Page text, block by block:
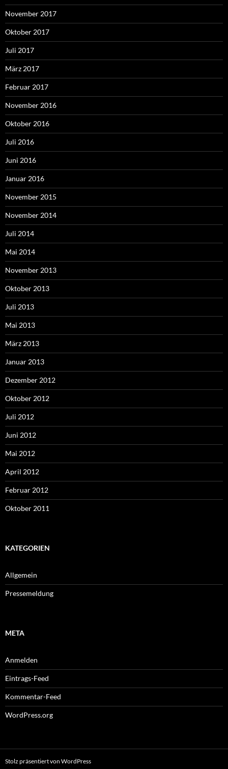
November 2017
Oktober 2017
Juli 2017
März 2017
Februar 2017
November 2016
Oktober 2016
Juli 2016
Juni 2016
Januar 2016
November 2015
November 2014
Juli 2014
Mai 2014
November 2013
Oktober 2013
Juli 2013
Mai 2013
März 2013
Januar 2013
Dezember 2012
Oktober 2012
Juli 2012
Juni 2012
Mai 2012
April 2012
Februar 2012
Oktober 2011
KATEGORIEN
Allgemein
Pressemeldung
META
Anmelden
Eintrags-Feed
Kommentar-Feed
WordPress.org
Stolz präsentiert von WordPress